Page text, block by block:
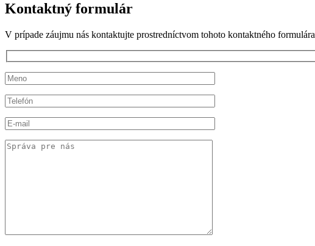
Kontaktný formulár
V prípade záujmu nás kontaktujte prostredníctvom tohoto kontaktného formulára